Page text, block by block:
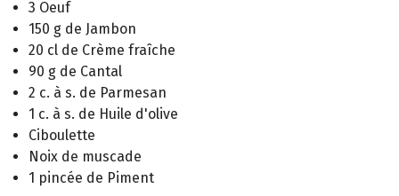
3 Oeuf
150 g de Jambon
20 cl de Crème fraîche
90 g de Cantal
2 c. à s. de Parmesan
1 c. à s. de Huile d'olive
Ciboulette
Noix de muscade
1 pincée de Piment